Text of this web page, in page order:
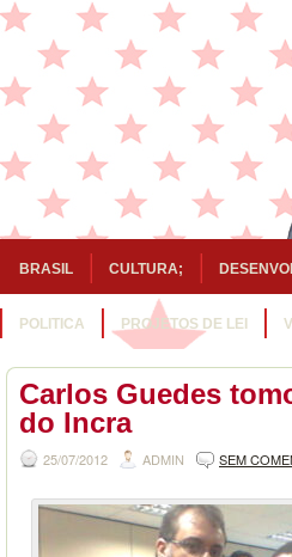
BRASIL CULTURA;
POLITICA PROJETOS DE LEI
Carlos Guedes
do Incra
25/07/2012 ADMIN SEM